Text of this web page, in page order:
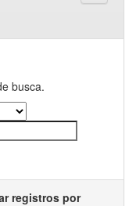
busca.
registros por